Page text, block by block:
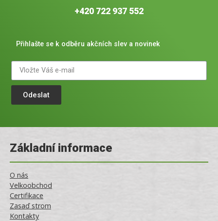
+420 722 937 552
Přihlašte se k odběru akčních slev a novinek
Odeslat
Základní informace
O nás
Velkoobchod
Certifikace
Zasaď strom
Kontakty